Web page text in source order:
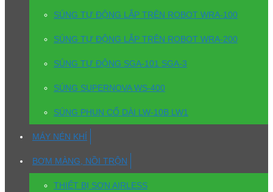
SÚNG TỰ ĐỘNG LẮP TRÊN ROBOT WRA-100
SÚNG TỰ ĐỘNG LẮP TRÊN ROBOT WRA-200
SÚNG TỰ ĐỘNG SGA-101 SGA-3
SÚNG SUPERNOVA WS-400
SÚNG PHUN CỔ DÀI LW-10B LW1
MÁY NÉN KHÍ
BƠM MÀNG, NỒI TRỘN
THIẾT BỊ SƠN AIRLESS